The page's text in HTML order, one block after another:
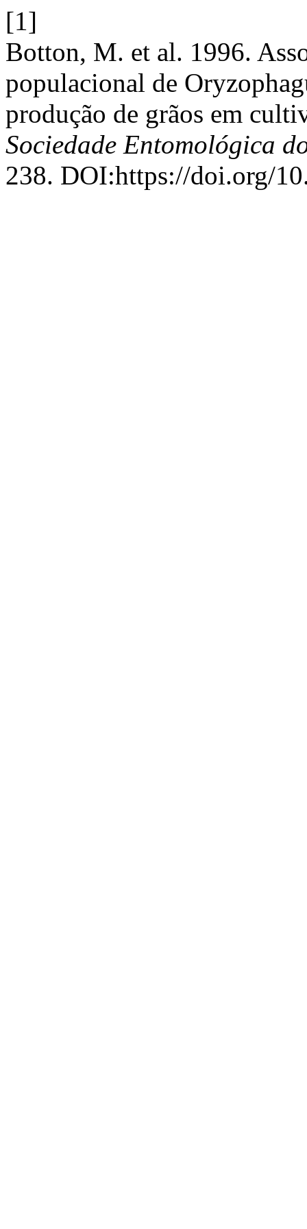
[1]
Botton, M. et al. 1996.
populacional de
produção de grãos em
Sociedade Entomológica
238. DOI:https://doi.org/